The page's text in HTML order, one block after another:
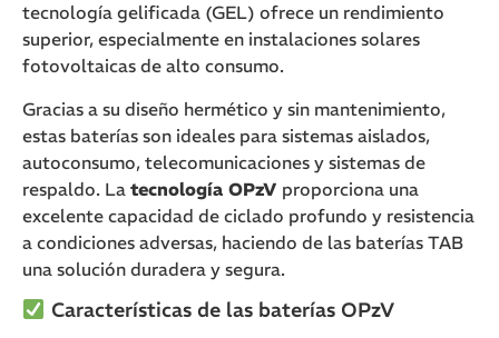
tecnología gelificada (GEL) ofrece un rendimiento
superior, especialmente en instalaciones solares
fotovoltaicas de alto consumo.
Gracias a su diseño hermético y sin mantenimiento,
estas baterías son ideales para sistemas aislados,
autoconsumo, telecomunicaciones y sistemas de
respaldo. La tecnología OPzV proporciona una
excelente capacidad de ciclado profundo y resistencia
a condiciones adversas, haciendo de las baterías TAB
una solución duradera y segura.
Características de las baterías OPzV